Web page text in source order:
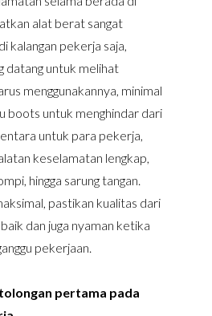
alat berat sangat
kalangan pekerja saja,
datang untuk melihat
menggunakannya, minimal
boots untuk menghindar dari
untuk para pekerja,
keselamatan lengkap,
hingga sarung tangan.
pastikan kualitas dari
dan juga nyaman ketika
pekerjaan.
pertama pada